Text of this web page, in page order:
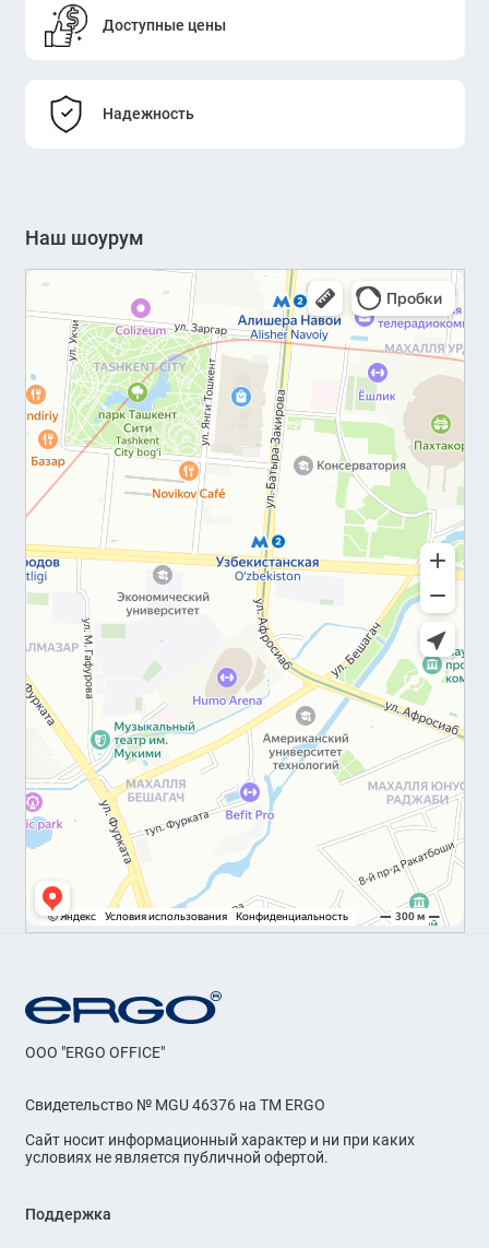
Доступные цены
Надежность
Наш шоурум
OOO "ERGO OFFICE"
Свидетельство № MGU 46376 на ТМ ERGO
Сайт носит информационный характер и ни при каких
условиях не является публичной офертой.
Поддержка